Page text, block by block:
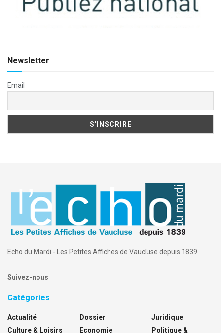
Newsletter
Email
Echo du Mardi - Les Petites Affiches de Vaucluse depuis 1839
Suivez-nous
Catégories
Actualité
Culture & Loisirs
Dossier
Economie
Juridique
Politique &